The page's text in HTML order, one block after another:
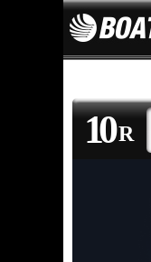
10 R